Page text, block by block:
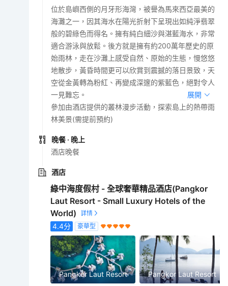
位於島嶼西側的月牙形海灣，被譽為馬來西亞最美的
海灘之一，因其海水在陽光折射下呈現出如純淨翡翠
般的碧綠色而得名。擁有純白細沙與湛藍海水，非常
適合游泳與放鬆。後方就是擁有約200萬年歷史的原
始雨林，走在沙灘上感受自然、原始的生態，慢悠悠
地散步，黃昏時間更可以欣賞到震撼的落日景致，天
空從金黃轉為粉紅、再變成深邃的紫藍色，絕對令人
一見難忘。
展開
參加由酒店提供的叢林漫步活動，探索島上的熱帶雨
林美景(需提前預約)
晚餐 · 晚上
酒店晚餐
酒店
綠中海度假村 - 全球奢華精品酒店(Pangkor
Laut Resort - Small Luxury Hotels of the
World)
4.4分 豪華型
Pangkor Laut Resort Pangkor Laut Resort